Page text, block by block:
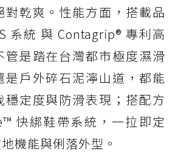
對乾爽。性能方面，搭載品
系統 與 Contagrip® 專利高
管是踏在台灣都市極度濕滑
是戶外碎石泥濘山道，都能
定度與防滑表現；搭配方
快綁鞋帶系統，一拉即定
機能與俐落外型。